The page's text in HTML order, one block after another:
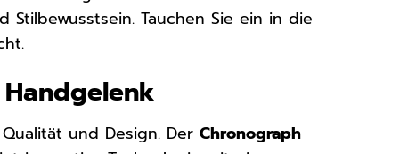
Tauchen Sie ein in die
und Design. DerChronograph